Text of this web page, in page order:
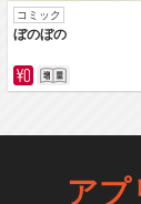
コミック
ぼのぼの
アプ